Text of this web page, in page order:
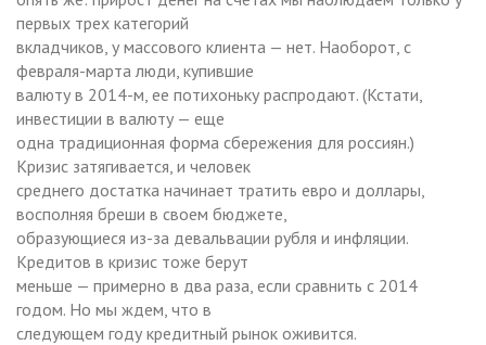
первых трех категорий
вкладчиков, у массового клиента — нет. Наоборот, с
февраля-марта люди, купившие
валюту в 2014-м, ее потихоньку распродают. (Кстати,
инвестиции в валюту — еще
одна традиционная форма сбережения для россиян.)
Кризис затягивается, и человек
среднего достатка начинает тратить евро и доллары,
восполняя бреши в своем бюджете,
образующиеся из-за девальвации рубля и инфляции.
Кредитов в кризис тоже берут
меньше — примерно в два раза, если сравнить с 2014
годом. Но мы ждем, что в
следующем году кредитный рынок оживится.